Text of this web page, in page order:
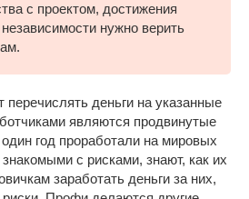
с проектом, достижения
нужно верить
перечислять деньги на указанные
являются продвинутые
год проработали на мировых
с рисками, знают, как их
заработать деньги за них,